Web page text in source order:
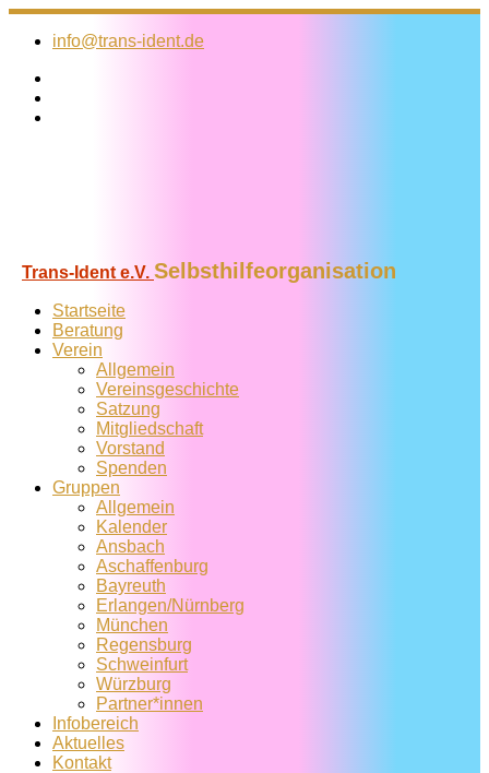
Zum
Inhalt
info@trans-ident.de
Trans-Ident e.V. Selbsthilfeorganisation
Startseite
Beratung
Verein
Allgemein
Vereins­geschichte
Satzung
Mitglied­schaft
Vorstand
Spenden
Gruppen
Allgemein
Kalender
Ansbach
Aschaffenburg
Bayreuth
Erlangen/Nürnberg
München
Regensburg
Schweinfurt
Würzburg
Partner*innen
Infobereich
Aktuelles
Kontakt